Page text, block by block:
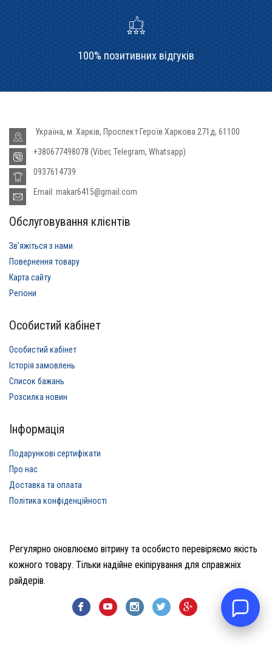
100% позитивних відгуків
Україна, м. Харків, Проспект Героїв Харкова 271д, 61100
+380677498078 (Viber, Telegram, Whatsapp)
0937614739
Email: makar6415@gmail.com
Обслуговування клієнтів
Звʼяжіться з нами
Повернення товару
Карта сайту
Регіони
Особистий кабінет
Особистий кабінет
Історія замовлень
Список бажань
Розсилка новин
Інформація
Подарункові сертифікати
Про нас
Доставка та оплата
Політика конфіденційності
Регулярно оновлюємо вітрину та особисто перевіряємо якість
кожного товару. Тільки надійне екіпірування для справжніх
райдерів.